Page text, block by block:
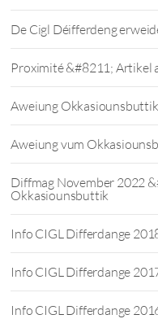
De Cigl Déifferdeng
Proximité &#8211; Artikel
Aweiung
Aweiung vum
Diffmag November 2022
Okkasiounsbuttik
Info CIGL Differdange
Info CIGL Differdange
Info CIGL Differdange